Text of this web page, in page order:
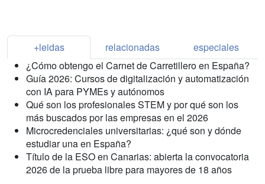
+leidas relacionadas
especiales
¿Cómo obtengo el Carnet de Carretillero en España?
Guía 2026: Cursos de digitalización y automatización
con IA para PYMEs y autónomos
Qué son los profesionales STEM y por qué son los
más buscados por las empresas en el 2026
Microcredenciales universitarias: ¿qué son y dónde
estudiar una en España?
Título de la ESO en Canarias: abierta la convocatoria
2026 de la prueba libre para mayores de 18 años